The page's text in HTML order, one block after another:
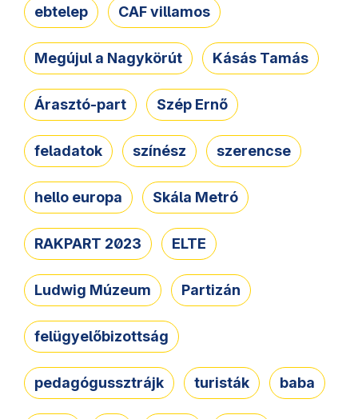
ebtelep CAF villamos
Megújul a Nagykörút Kásás Tamás
Árasztó-part Szép Ernő
feladatok színész szerencse
hello europa Skála Metró
RAKPART 2023 ELTE
Ludwig Múzeum Partizán
felügyelőbizottság
pedagógussztrájk turisták baba